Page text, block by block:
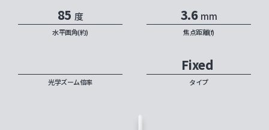
85 度
水平画角(約)
3.6 mm
焦点距離(f)
光学ズーム倍率
Fixed
タイプ